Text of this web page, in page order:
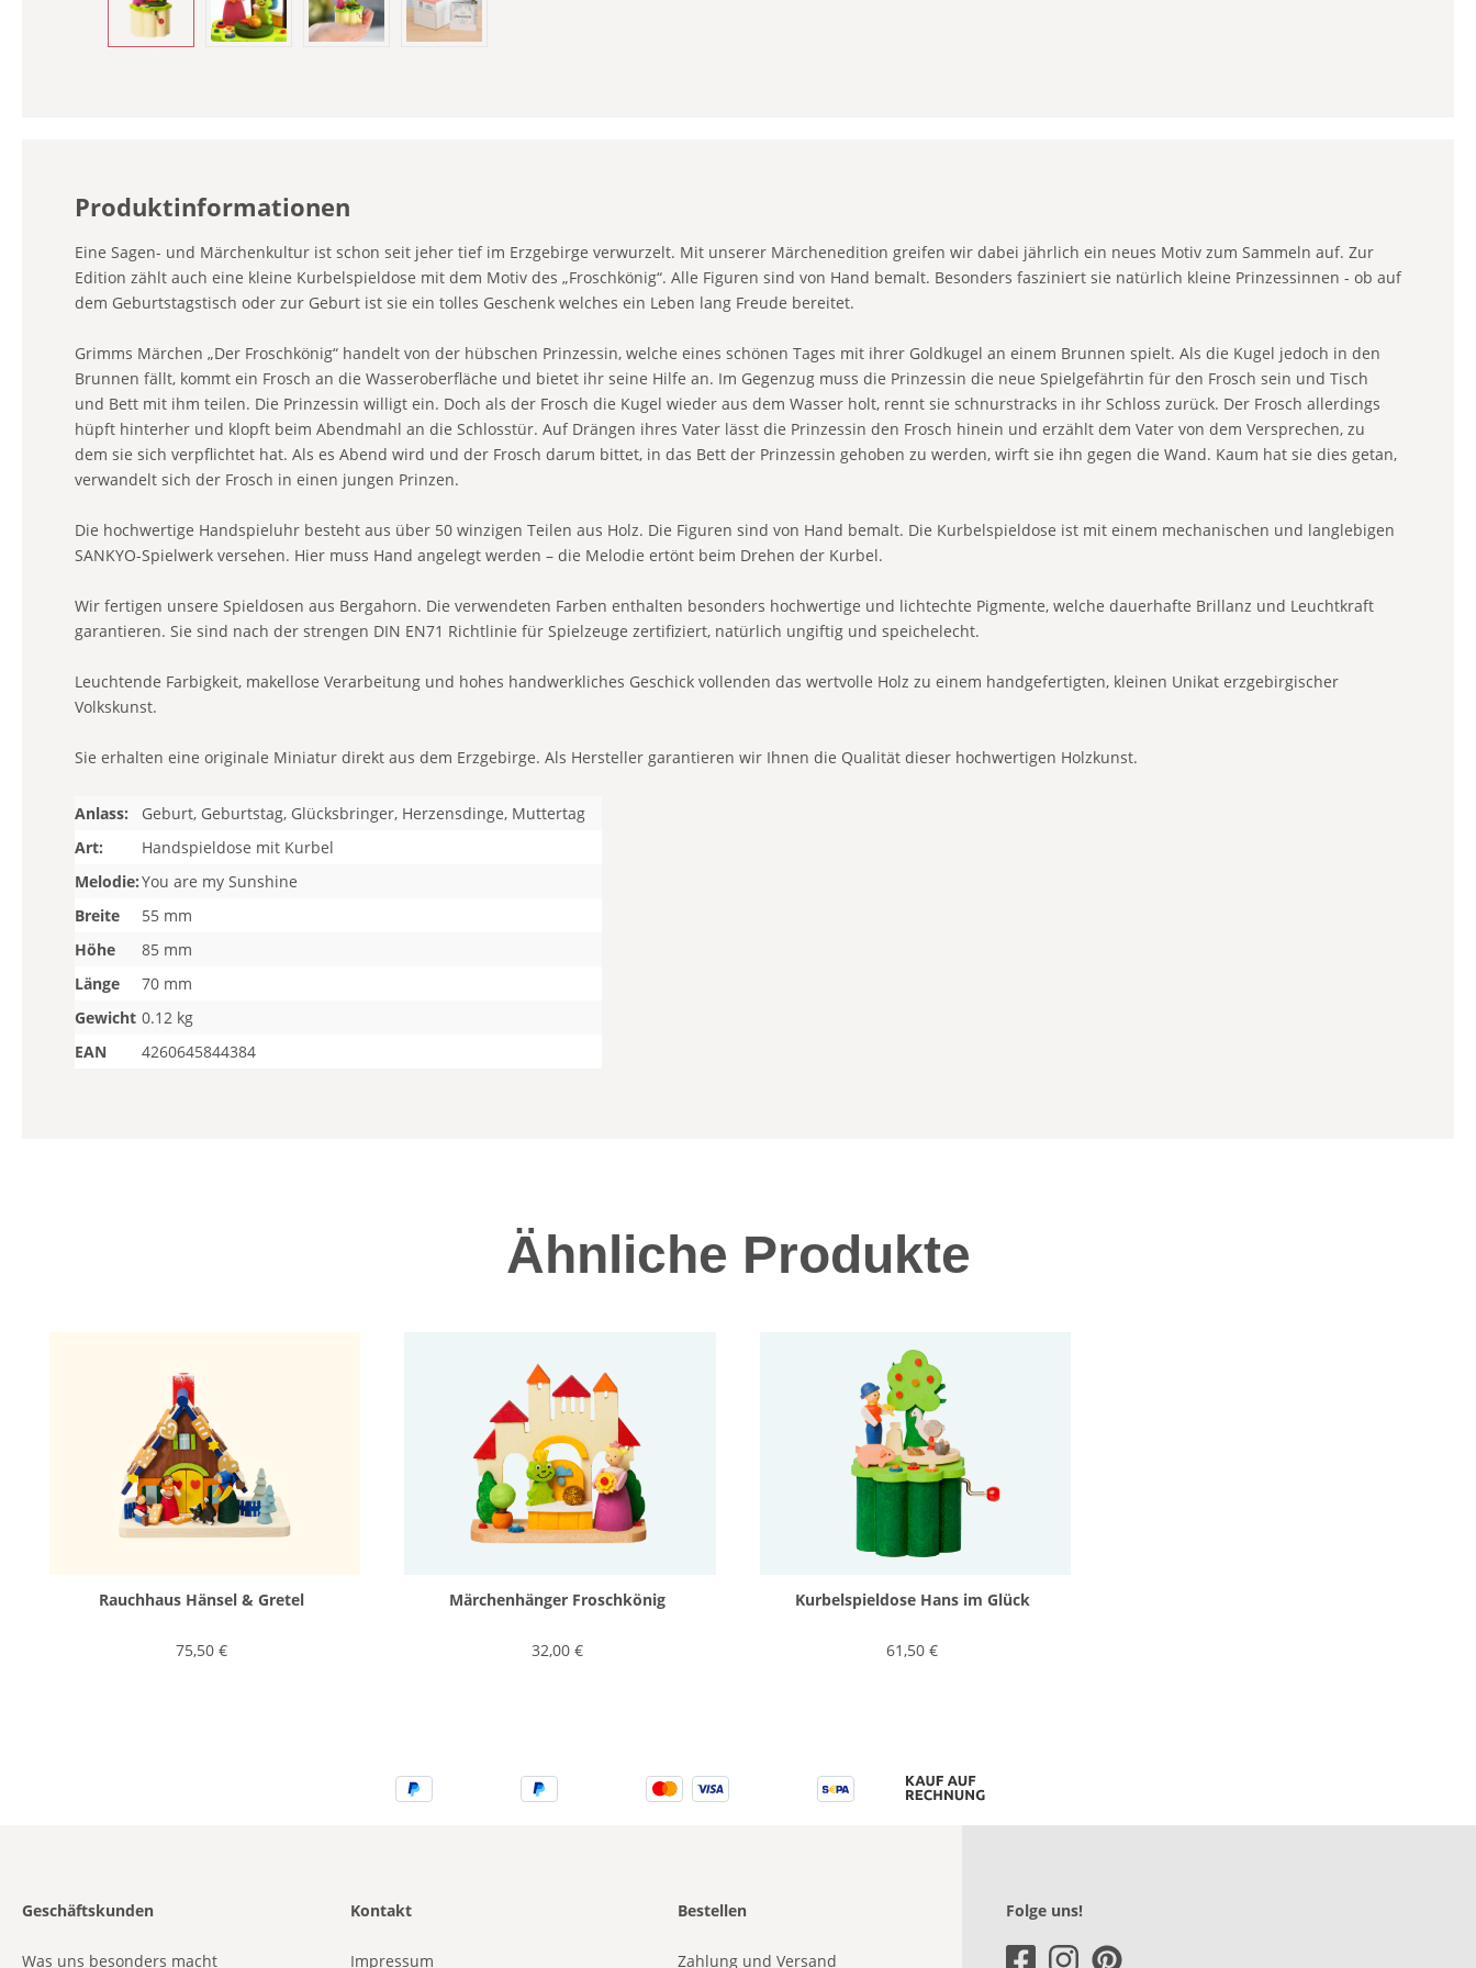
Produktinformationen
Eine Sagen- und Märchenkultur ist schon seit jeher tief im Erzgebirge verwurzelt. Mit unserer Märchenedition greifen wir dabei jährlich ein neues Motiv zum Sammeln auf. Zur
Edition zählt auch eine kleine Kurbelspieldose mit dem Motiv des „Froschkönig“. Alle Figuren sind von Hand bemalt. Besonders fasziniert sie natürlich kleine Prinzessinnen - ob auf
dem Geburtstagstisch oder zur Geburt ist sie ein tolles Geschenk welches ein Leben lang Freude bereitet.
Grimms Märchen „Der Froschkönig“ handelt von der hübschen Prinzessin, welche eines schönen Tages mit ihrer Goldkugel an einem Brunnen spielt. Als die Kugel jedoch in den
Brunnen fällt, kommt ein Frosch an die Wasseroberfläche und bietet ihr seine Hilfe an. Im Gegenzug muss die Prinzessin die neue Spielgefährtin für den Frosch sein und Tisch
und Bett mit ihm teilen. Die Prinzessin willigt ein. Doch als der Frosch die Kugel wieder aus dem Wasser holt, rennt sie schnurstracks in ihr Schloss zurück. Der Frosch allerdings
hüpft hinterher und klopft beim Abendmahl an die Schlosstür. Auf Drängen ihres Vater lässt die Prinzessin den Frosch hinein und erzählt dem Vater von dem Versprechen, zu
dem sie sich verpflichtet hat. Als es Abend wird und der Frosch darum bittet, in das Bett der Prinzessin gehoben zu werden, wirft sie ihn gegen die Wand. Kaum hat sie dies getan,
verwandelt sich der Frosch in einen jungen Prinzen.
Die hochwertige Handspieluhr besteht aus über 50 winzigen Teilen aus Holz. Die Figuren sind von Hand bemalt. Die Kurbelspieldose ist mit einem mechanischen und langlebigen
SANKYO-Spielwerk versehen. Hier muss Hand angelegt werden – die Melodie ertönt beim Drehen der Kurbel.
Wir fertigen unsere Spieldosen aus Bergahorn. Die verwendeten Farben enthalten besonders hochwertige und lichtechte Pigmente, welche dauerhafte Brillanz und Leuchtkraft
garantieren. Sie sind nach der strengen DIN EN71 Richtlinie für Spielzeuge zertifiziert, natürlich ungiftig und speichelecht.
Leuchtende Farbigkeit, makellose Verarbeitung und hohes handwerkliches Geschick vollenden das wertvolle Holz zu einem handgefertigten, kleinen Unikat erzgebirgischer
Volkskunst.
Sie erhalten eine originale Miniatur direkt aus dem Erzgebirge. Als Hersteller garantieren wir Ihnen die Qualität dieser hochwertigen Holzkunst.
Anlass:
Geburt, Geburtstag, Glücksbringer, Herzensdinge, Muttertag
Art:
Handspieldose mit Kurbel
Melodie:You are my Sunshine
Breite
55 mm
Höhe
85 mm
Länge
70 mm
Gewicht 0.12 kg
EAN
4260645844384
Ähnliche Produkte
Rauchhaus Hänsel & Gretel
75,50 €
Märchenhänger Froschkönig
32,00 €
Kurbelspieldose Hans im Glück
61,50 €
Geschäftskunden
Was uns besonders macht
Kontakt
Impressum
Bestellen
Zahlung und Versand
Folge uns!